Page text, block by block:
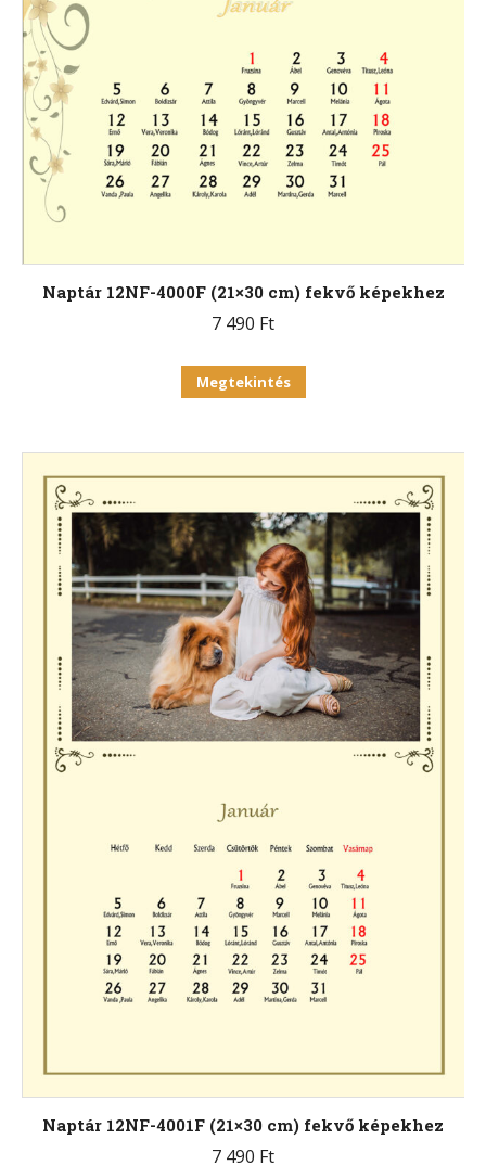
Naptár 12NF-4000F (21×30 cm) fekvő képekhez
7 490 Ft
Megtekintés
több
variációja
van.
A
változatok
a
termékoldalon
választhatók
ki
Naptár 12NF-4001F (21×30 cm) fekvő képekhez
7 490 Ft